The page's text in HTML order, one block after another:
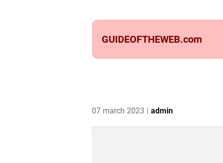
GUIDEOFTHEWEB.com
07 march 2023 admin